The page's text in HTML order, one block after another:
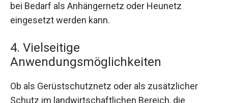
bei Bedarf als Anhängernetz oder Heunetz
eingesetzt werden kann.
4. Vielseitige
Anwendungsmöglichkeiten
Ob als Gerüstschutznetz oder als zusätzlicher
Schutz im landwirtschaftlichen Bereich, die